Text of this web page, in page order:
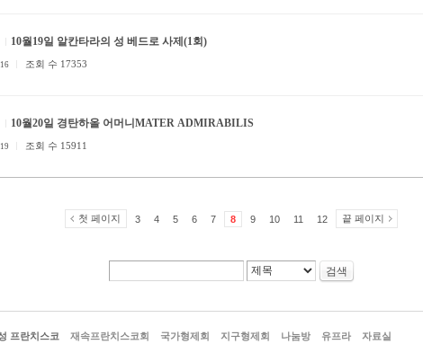
10월19일 알칸타라의 성 베드로 사제(1회)
조회 수 17353
10월20일 경탄하올 어머니MATER ADMIRABILIS
조회 수 15911
첫 페이지 3 4 5 6 7 8 9 10 11 12 끝 페이지
검색
프란치스코 재속프란치스코회 국가형제회 지구형제회 나눔방 유프라 자료실